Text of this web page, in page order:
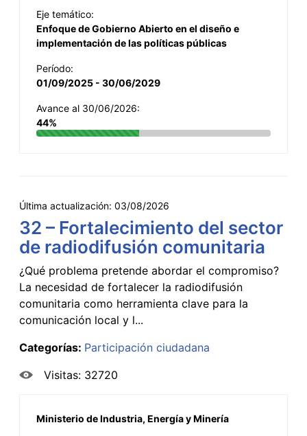
Eje temático:
Enfoque de Gobierno Abierto en el diseño e
implementación de las políticas públicas
Período:
01/09/2025 - 30/06/2029
Avance al 30/06/2026:
44%
Última actualización: 03/08/2026
32 – Fortalecimiento del sector
de radiodifusión comunitaria
¿Qué problema pretende abordar el compromiso?
La necesidad de fortalecer la radiodifusión
comunitaria como herramienta clave para la
comunicación local y l...
Categorías: Participación ciudadana
Visitas: 32720
Ministerio de Industria, Energía y Minería